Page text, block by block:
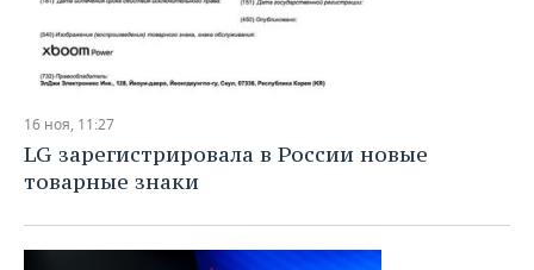
16 ноя, 11:27
LG зарегистрировала в России новые
товарные знаки